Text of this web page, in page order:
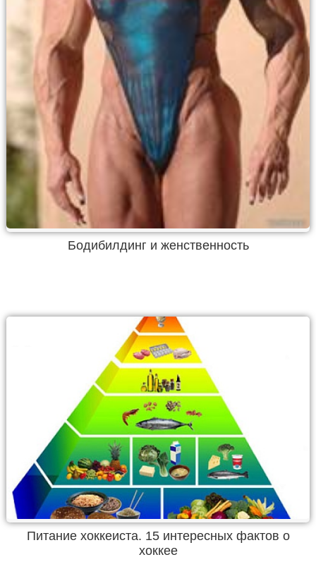
Бодибилдинг и женственность
Питание хоккеиста. 15 интересных фактов о
хоккее